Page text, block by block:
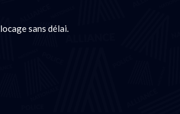
sans délai.